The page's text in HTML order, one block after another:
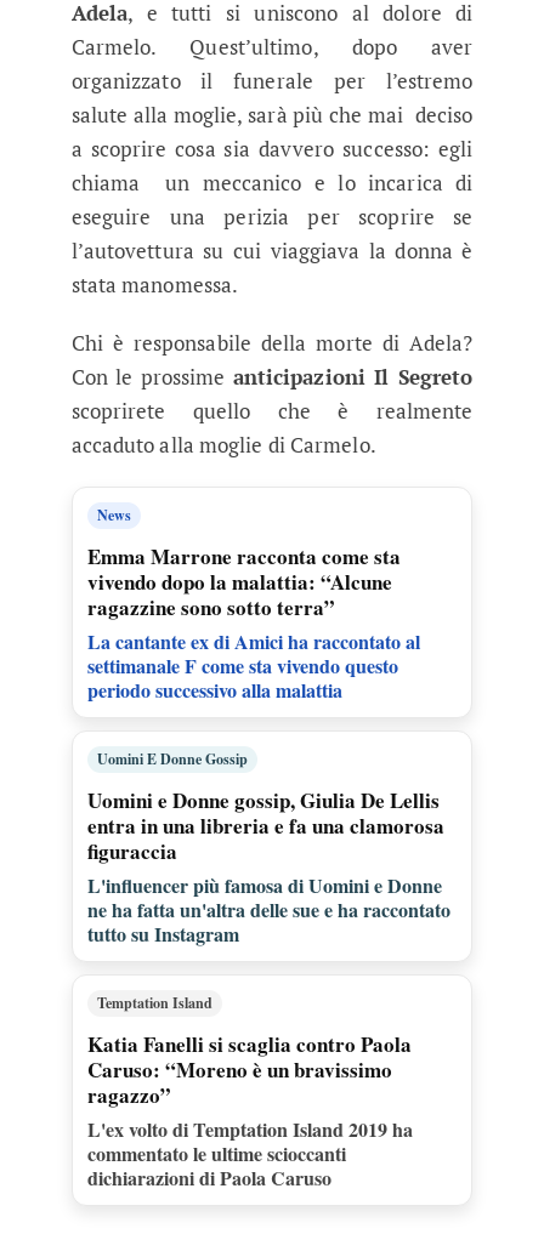
Adela, e tutti si uniscono al dolore di
Carmelo. Quest’ultimo, dopo aver
organizzato il funerale per l’estremo
salute alla moglie, sarà più che mai deciso
a scoprire cosa sia davvero successo: egli
chiama un meccanico e lo incarica di
eseguire una perizia per scoprire se
l’autovettura su cui viaggiava la donna è
stata manomessa.
Chi è responsabile della morte di Adela?
Con le prossime anticipazioni Il Segreto
scoprirete quello che è realmente
accaduto alla moglie di Carmelo.
News
Emma Marrone racconta come sta
vivendo dopo la malattia: “Alcune
ragazzine sono sotto terra”
La cantante ex di Amici ha raccontato al
settimanale F come sta vivendo questo
periodo successivo alla malattia
Uomini E Donne Gossip
Uomini e Donne gossip, Giulia De Lellis
entra in una libreria e fa una clamorosa
figuraccia
L'influencer più famosa di Uomini e Donne
ne ha fatta un'altra delle sue e ha raccontato
tutto su Instagram
Temptation Island
Katia Fanelli si scaglia contro Paola
Caruso: “Moreno è un bravissimo
ragazzo”
L'ex volto di Temptation Island 2019 ha
commentato le ultime scioccanti
dichiarazioni di Paola Caruso